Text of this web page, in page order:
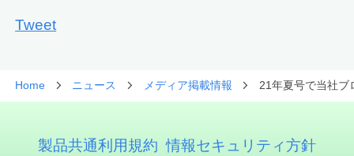
Tweet
Home ニュース メディア掲載情報 21年夏号で当社ブ
製品共通利用規約 情報セキュリティ方針